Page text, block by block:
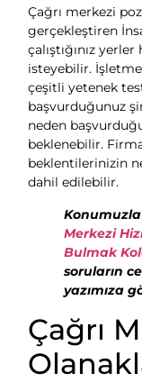
Çağrı merkezi
gerçekleştiren
çalıştığınız
isteyebilir.
çeşitli yetenek
başvurduğunuz
neden
beklenebilir.
beklentilerinizin
dahil edilebilir.
Merkezi
Bulmak
soruların
yazımıza
Çağrı